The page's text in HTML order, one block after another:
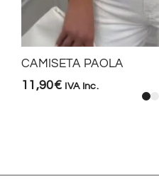
CAMISETA PAOLA
11,90€ IVA Inc.